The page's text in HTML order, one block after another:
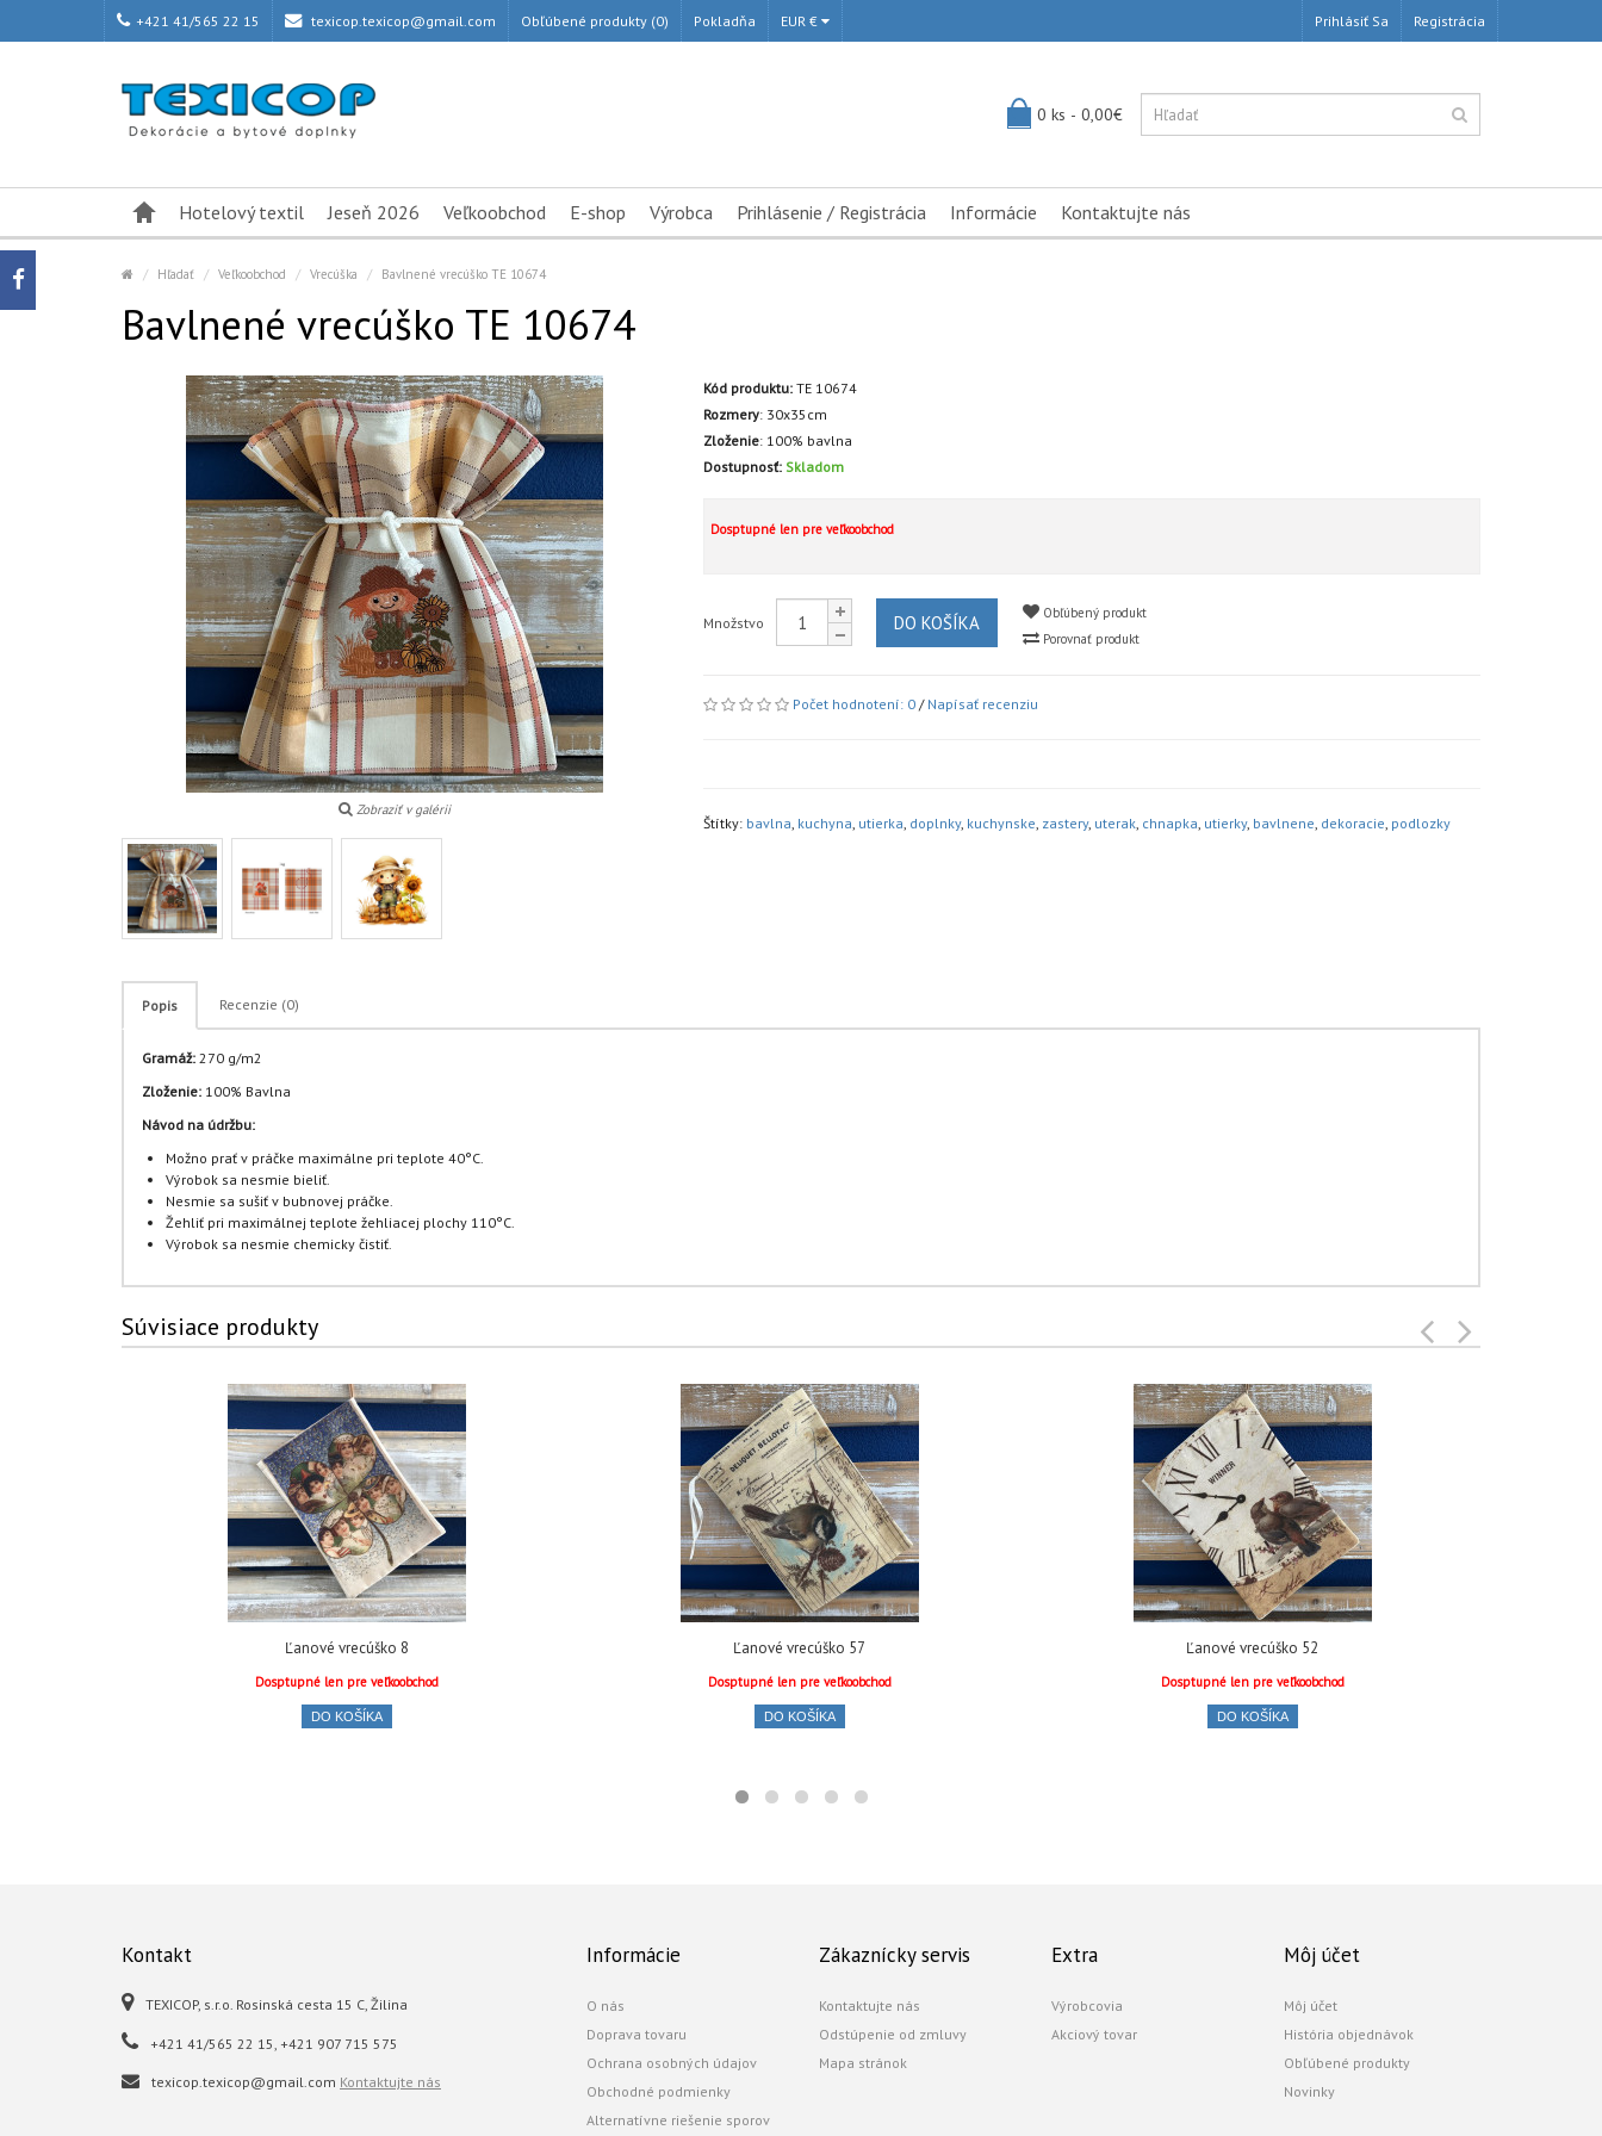
+421 41/565 22 15 texicop.texicop@gmail.com Obľúbené produkty (0) Pokladňa EUR € Prihlásiť Sa Registrácia
0 ks - 0,00€
Hotelový textil Jeseň 2026 Veľkoobchod E-shop Výrobca Prihlásenie / Registrácia Informácie Kontaktujte nás
Hľadať Veľkoobchod Vrecúška Bavlnené vrecúško TE 10674
Bavlnené vrecúško TE 10674
Zobraziť v galérii
Kód produktu: TE 10674
Rozmery: 30x35cm
Zloženie: 100% bavlna
Dostupnosť: Skladom
Dosptupné len pre veľkoobchod
Množstvo DO KOŠÍKA
Obľúbený produkt
Porovnať produkt
Počet hodnotení: 0/ Napísať recenziu
Štítky: bavlna, kuchyna, utierka, doplnky, kuchynske, zastery, uterak, chnapka, utierky, bavlnene, dekoracie, podlozky
Popis Recenzie (0)
Gramáž: 270 g/m2
Zloženie: 100% Bavlna
Návod na údržbu:
Možno prať v práčke maximálne pri teplote 40°C.
Výrobok sa nesmie bieliť.
Nesmie sa sušiť v bubnovej práčke.
Žehliť pri maximálnej teplote žehliacej plochy 110°C.
Výrobok sa nesmie chemicky čistiť.
Súvisiace produkty
Ľanové vrecúško 8
Dosptupné len pre veľkoobchod
DO KOŠÍKA
Ľanové vrecúško 57
Dosptupné len pre veľkoobchod
DO KOŠÍKA
Ľanové vrecúško 52
Dosptupné len pre veľkoobchod
DO KOŠÍKA
Kontakt
TEXICOP, s.r.o. Rosinská cesta 15 C, Žilina
+421 41/565 22 15, +421 907 715 575
texicop.texicop@gmail.com Kontaktujte nás
Informácie
O nás
Doprava tovaru
Ochrana osobných údajov
Obchodné podmienky
Alternatívne riešenie sporov
Zákaznícky servis
Kontaktujte nás
Odstúpenie od zmluvy
Mapa stránok
Extra
Výrobcovia
Akciový tovar
Môj účet
Môj účet
História objednávok
Obľúbené produkty
Novinky